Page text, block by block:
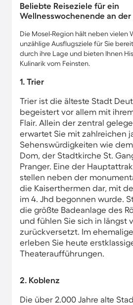
Beliebte Reiseziele für ein
Wellnesswochenende an der
Die Mosel-Region hält neben vielen
unzählige Ausflugsziele für Sie
durch ihre Lage und bieten Ihnen
Kulinarik vom Feinsten.
1. Trier
Trier ist die älteste Stadt
begeistert vor allem mit
Flair. Allein der zentral
erwartet Sie mit zahlreichen
Sehenswürdigkeiten wie
Dom, der Stadtkirche St.
Pranger. Eine der
stellen neben der
die Kaiserthermen dar, mit
im 4. Jhd begonnen wurde.
die größte Badeanlage des
und fühlen Sie sich in längst
zurückversetzt. Im
erleben Sie heute
Theateraufführungen.
2. Koblenz
Die über 2.000 Jahre alte